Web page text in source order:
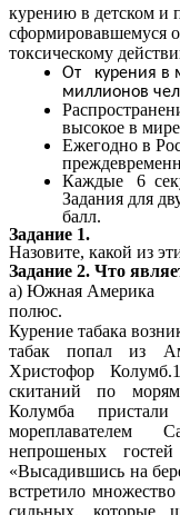
курению в детском и
сформировавшемуся
токсическому
От курения
миллионов
высокое в
Ежегодно в
Каждые 6
Задания для
балл.
Задание 1.
Назовите, какой из
Задание 2. Что
а) Южная
полюс.
Курение табака
табак попал из
Христофор
скитаний по
Колумба
мореплавателем
непрошеных
«Высадившись на
встретило